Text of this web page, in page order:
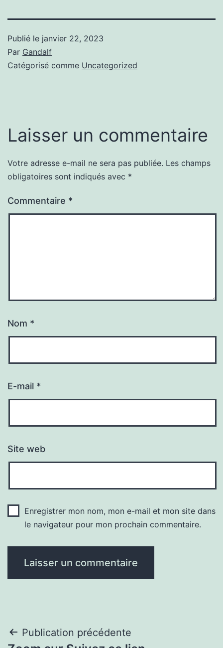
Publié le janvier 22, 2023
Par Gandalf
Catégorisé comme Uncategorized
Laisser un commentaire
Votre adresse e-mail ne sera pas publiée. Les champs
obligatoires sont indiqués avec *
Commentaire *
Nom *
E-mail *
Site web
Enregistrer mon nom, mon e-mail et mon site dans
le navigateur pour mon prochain commentaire.
Navigation
Publication précédente